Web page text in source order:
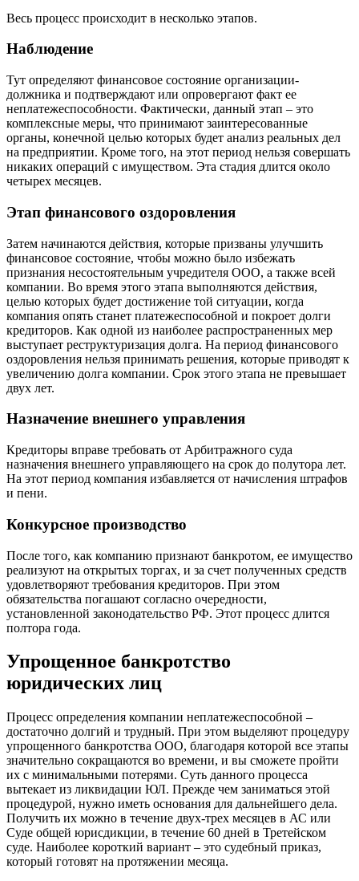
Весь процесс происходит в несколько этапов.
Наблюдение
Тут определяют финансовое состояние организации-
должника и подтверждают или опровергают факт ее
неплатежеспособности. Фактически, данный этап – это
комплексные меры, что принимают заинтересованные
органы, конечной целью которых будет анализ реальных дел
на предприятии. Кроме того, на этот период нельзя совершать
никаких операций с имуществом. Эта стадия длится около
четырех месяцев.
Этап финансового оздоровления
Затем начинаются действия, которые призваны улучшить
финансовое состояние, чтобы можно было избежать
признания несостоятельным учредителя ООО, а также всей
компании. Во время этого этапа выполняются действия,
целью которых будет достижение той ситуации, когда
компания опять станет платежеспособной и покроет долги
кредиторов. Как одной из наиболее распространенных мер
выступает реструктуризация долга. На период финансового
оздоровления нельзя принимать решения, которые приводят к
увеличению долга компании. Срок этого этапа не превышает
двух лет.
Назначение внешнего управления
Кредиторы вправе требовать от Арбитражного суда
назначения внешнего управляющего на срок до полутора лет.
На этот период компания избавляется от начисления штрафов
и пени.
Конкурсное производство
После того, как компанию признают банкротом, ее имущество
реализуют на открытых торгах, и за счет полученных средств
удовлетворяют требования кредиторов. При этом
обязательства погашают согласно очередности,
установленной законодательство РФ. Этот процесс длится
полтора года.
Упрощенное банкротство
юридических лиц
Процесс определения компании неплатежеспособной –
достаточно долгий и трудный. При этом выделяют процедуру
упрощенного банкротства ООО, благодаря которой все этапы
значительно сокращаются во времени, и вы сможете пройти
их с минимальными потерями. Суть данного процесса
вытекает из ликвидации ЮЛ. Прежде чем заниматься этой
процедурой, нужно иметь основания для дальнейшего дела.
Получить их можно в течение двух-трех месяцев в АС или
Суде общей юрисдикции, в течение 60 дней в Третейском
суде. Наиболее короткий вариант – это судебный приказ,
который готовят на протяжении месяца.